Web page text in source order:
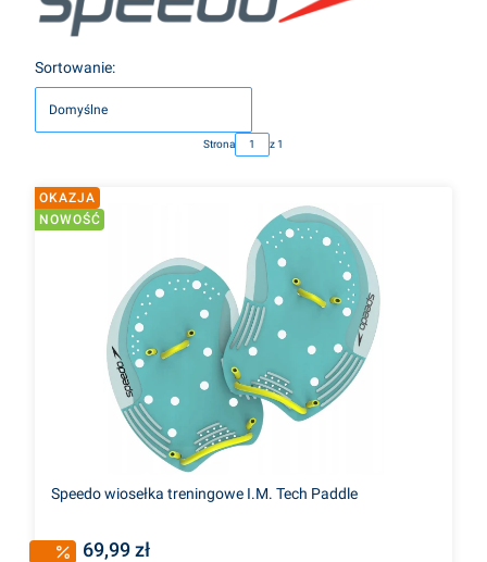
Lista produktów
Sortowanie:
Domyślne
Strona z 1
OKAZJA
NOWOŚĆ
Speedo wiosełka treningowe I.M. Tech Paddle
69,99 zł